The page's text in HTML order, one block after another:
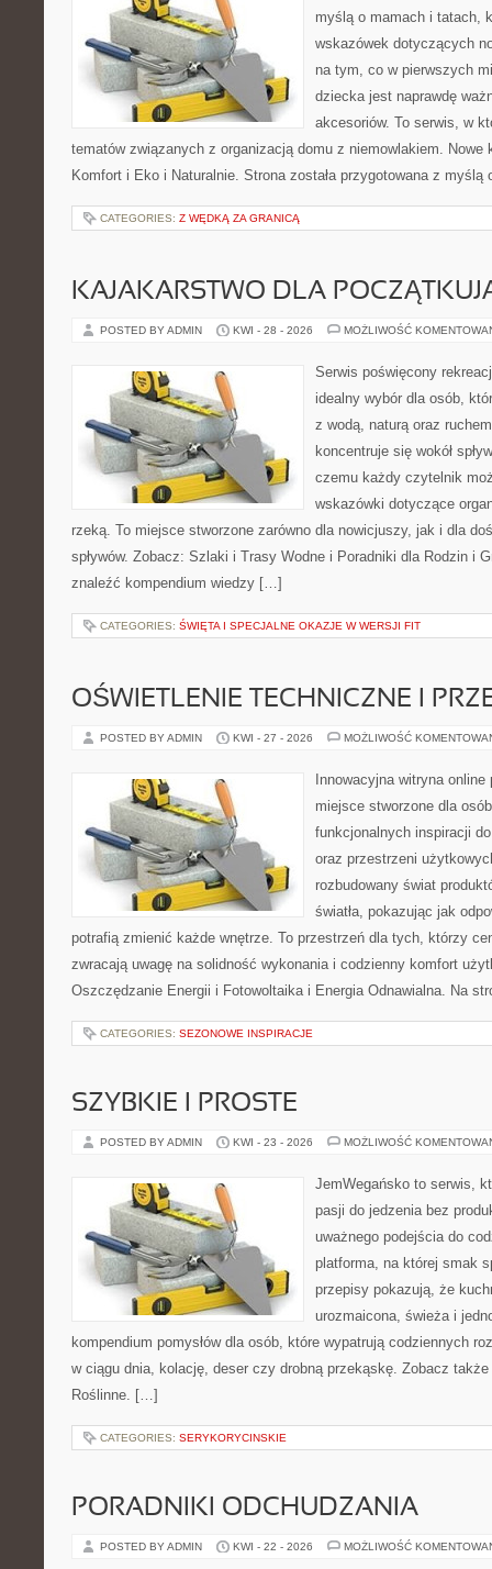
myślą o mamach i tatach,
wskazówek dotyczących
na tym, co w pierwszych
dziecka jest naprawdę
akcesoriów. To serwis, w
tematów związanych z organizacją domu z niemowlakiem. Nowe
Komfort i Eko i Naturalnie. Strona została przygotowana z
CATEGORIES: Z WĘDKĄ ZA GRANICĄ
KAJAKARSTWO DLA
POSTED BY ADMIN KWI - 28 - 2026 MOŻLIWOŚĆ
Serwis poświęcony
idealny wybór dla osób,
z wodą, naturą oraz
koncentruje się wokół
czemu każdy czytelnik
wskazówki dotyczące
rzeką. To miejsce stworzone zarówno dla nowicjuszy, jak i dla
spływów. Zobacz: Szlaki i Trasy Wodne i Poradniki dla Rodzin i
znaleźć kompendium wiedzy […]
CATEGORIES: ŚWIĘTA I SPECJALNE OKAZJE W WERSJI FIT
OŚWIETLENIE TECHNICZNE I
POSTED BY ADMIN KWI - 27 - 2026 MOŻLIWOŚĆ
Innowacyjna witryna
miejsce stworzone dla
funkcjonalnych inspiracji
oraz przestrzeni
rozbudowany świat
światła, pokazując jak
potrafią zmienić każde wnętrze. To przestrzeń dla tych, którzy
zwracają uwagę na solidność wykonania i codzienny komfort
Oszczędzanie Energii i Fotowoltaika i Energia Odnawialna. Na
CATEGORIES: SEZONOWE INSPIRACJE
SZYBKIE I PROSTE
POSTED BY ADMIN KWI - 23 - 2026 MOŻLIWOŚĆ
JemWegańsko to serwis,
pasji do jedzenia bez
uważnego podejścia do
platforma, na której smak
przepisy pokazują, że
urozmaicona, świeża i
kompendium pomysłów dla osób, które wypatrują codziennych
w ciągu dnia, kolację, deser czy drobną przekąskę. Zobacz
Roślinne. […]
CATEGORIES: SERYKORYCINSKIE
PORADNIKI ODCHUDZANIA
POSTED BY ADMIN KWI - 22 - 2026 MOŻLIWOŚĆ